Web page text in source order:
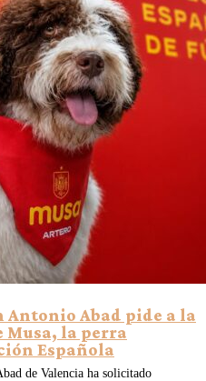
Antonio Abad pide a la
Musa, la perra
Española
de Valencia ha solicitado